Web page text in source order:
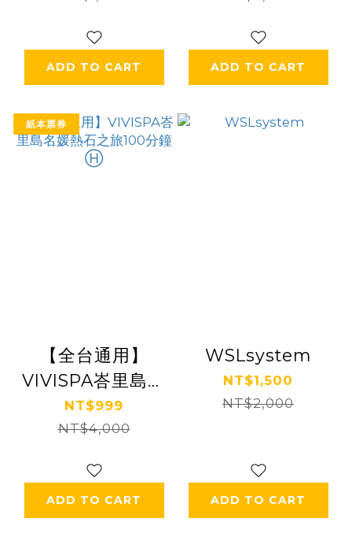
ADD TO CART ADD TO CART
紙本票券
【全台通用】
VIVISPA峇里島名
媛熱石之旅100分
鐘 Ⓗ
NT$999
NT$4,000
ADD TO CART
WSLsystem
NT$1,500
NT$2,000
ADD TO CART